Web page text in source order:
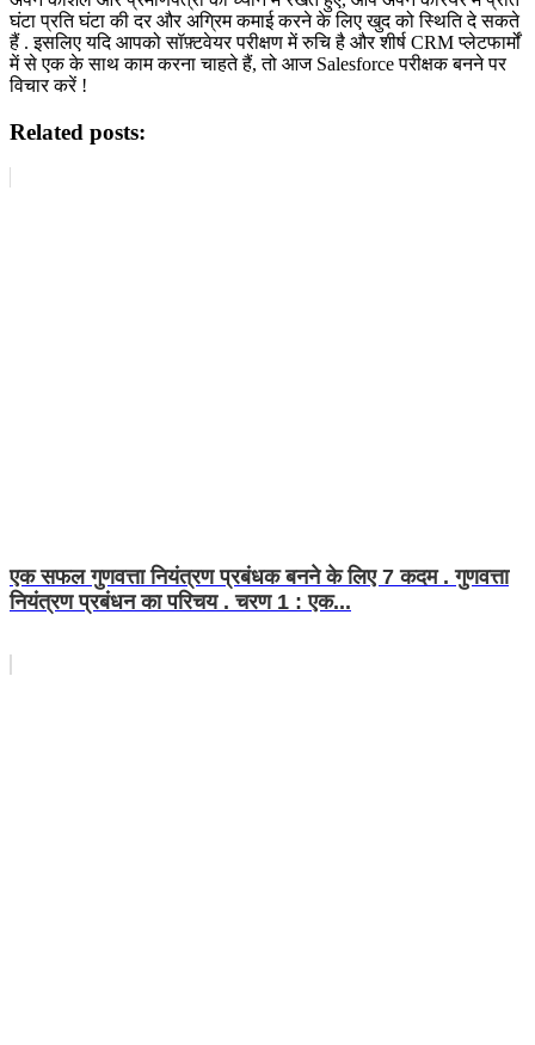
घंटा प्रति घंटा की दर और अग्रिम कमाई करने के लिए खुद को स्थिति दे सकते
हैं . इसलिए यदि आपको सॉफ़्टवेयर परीक्षण में रुचि है और शीर्ष CRM प्लेटफार्मों
में से एक के साथ काम करना चाहते हैं, तो आज Salesforce परीक्षक बनने पर
विचार करें !
Related posts:
एक सफल गुणवत्ता नियंत्रण प्रबंधक बनने के लिए 7 कदम . गुणवत्ता
नियंत्रण प्रबंधन का परिचय . चरण 1 : एक...